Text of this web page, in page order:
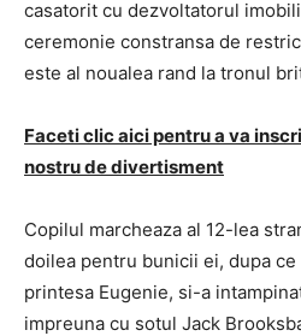
casatorit cu dezvoltatorul
ceremonie constransa de
este al noualea rand la tronul
Faceti clic aici pentru a va
nostru de divertisment
Copilul marcheaza al 12-lea
doilea pentru bunicii ei, dupa ce
printesa Eugenie, si-a
impreuna cu sotul Jack